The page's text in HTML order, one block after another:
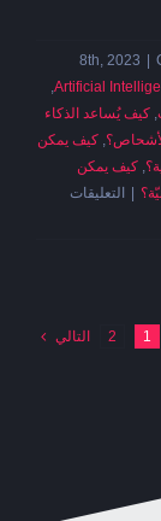
Artificial
,
, كيف يُساعد الذكاء
, كيف يمكن
, كيف يمكن
التعليقاتعلى
1
2 التالي